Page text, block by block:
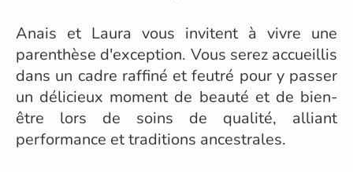
Anais et Laura vous invitent à vivre une
parenthèse d'exception. Vous serez accueillis
dans un cadre raffiné et feutré pour y passer
un délicieux moment de beauté et de bien-
être lors de soins de qualité, alliant
performance et traditions ancestrales.